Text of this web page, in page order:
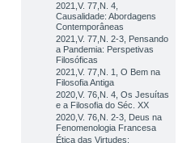
2021,V. 77,N. 4,
Causalidade: Abordagens
Contemporâneas
2021,V. 77,N. 2-3, Pensando
a Pandemia: Perspetivas
Filosóficas
2021,V. 77,N. 1, O Bem na
Filosofia Antiga
2020,V. 76,N. 4, Os Jesuítas
e a Filosofia do Séc. XX
2020,V. 76,N. 2-3, Deus na
Fenomenologia Francesa
Ética das Virtudes: